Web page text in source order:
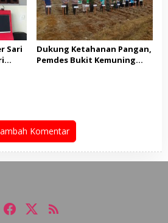
Sari
Dukung Ketahanan Pangan,
Pemdes Bukit Kemuning
Komentar